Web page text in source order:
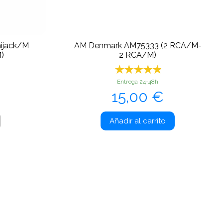
M
AM Denmark AM75333 (2 RCA/M-
2 RCA/M)
Entrega 24-48h
Precio
15,00 €
Añadir al carrito